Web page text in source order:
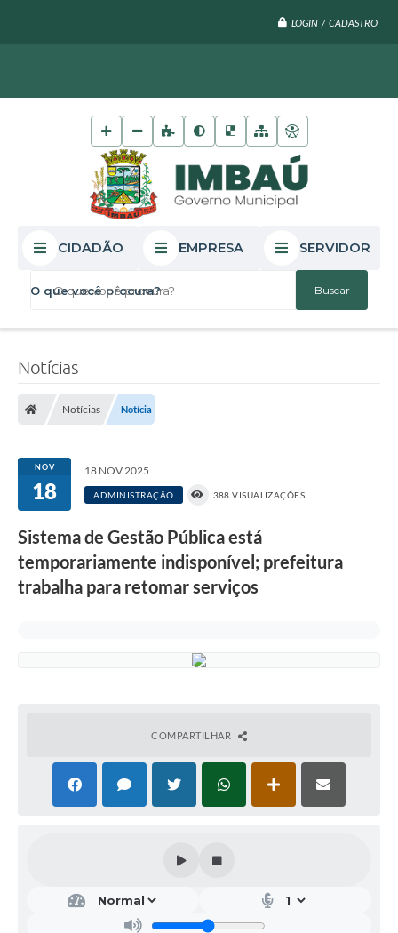
LOGIN / CADASTRO
O que você procura?
CIDADÃO EMPRESA SERVIDOR
Notícias
Notícias Notícia
NOV
18
18 NOV 2025
ADMINISTRAÇÃO 388 VISUALIZAÇÕES
Sistema de Gestão Pública está
temporariamente indisponível; prefeitura
trabalha para retomar serviços
COMPARTILHAR